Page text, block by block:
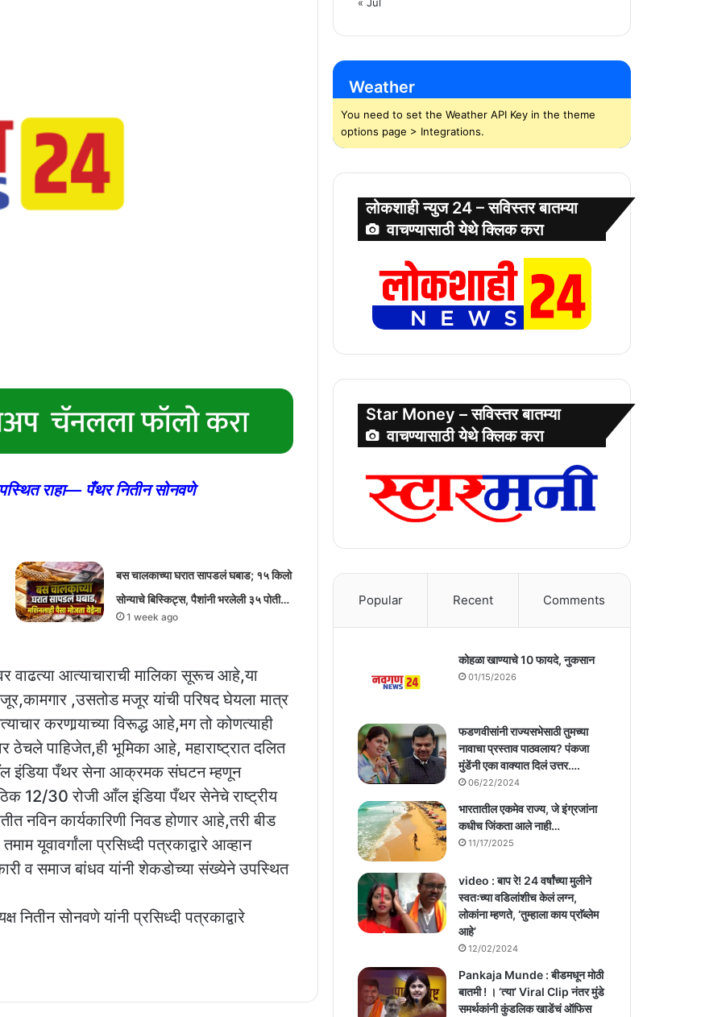
राहा— पँथर नितीन सोनवणे
बस चालकाच्या घरात सापडलं घबाड; १५ किलो
सोन्याचे बिस्किट्स, पैशांनी भरलेली ३५ पोती…
1 week ago
वाढत्या आत्याचाराची मालिका सूरूच आहे,या
,उसतोड मजूर यांची परिषद घेयला मात्र
करणार्‍याच्या विरूद्ध आहे,मग तो कोणत्याही
पाहिजेत,ही भूमिका आहे, महाराष्ट्रात दलित
आँल इंडिया पँथर सेना आक्रमक संघटन म्हणून
12/30 रोजी आँल इंडिया पँथर सेनेचे राष्ट्रीय
नविन कार्यकारिणी निवड होणार आहे,तरी बीड
यूवावर्गांला प्रसिध्दी पत्रकाद्वारे आव्हान
व समाज बांधव यांनी शेकडोच्या संख्येने उपस्थित
सोनवणे यांनी प्रसिध्दी पत्रकाद्वारे
Weather
You need to set the Weather API Key in the theme
options page > Integrations.
लोकशाही न्युज 24 – सविस्तर बातम्या
वाचण्यासाठी येथे क्लिक करा
Star Money – सविस्तर बातम्या
वाचण्यासाठी येथे क्लिक करा
Popular Recent Comments
कोहळा खाण्याचे 10 फायदे, नुकसान
01/15/2026
फडणवीसांनी राज्यसभेसाठी तुमच्या
नावाचा प्रस्ताव पाठवलाय? पंकजा
मुंडेंनी एका वाक्यात दिलं उत्तर….
06/22/2024
भारतातील एकमेव राज्य, जे इंग्रजांना
कधीच जिंकता आले नाही…
11/17/2025
video : बाप रे! 24 वर्षांच्या मुलीने
स्वतःच्या वडिलांशीच केलं लग्न,
लोकांना म्हणते, ‘तुम्हाला काय प्राॅब्लेम
आहे’
12/02/2024
Pankaja Munde : बीडमधून मोठी
बातमी ! । ‘त्या’ Viral Clip नंतर मुंडे
समर्थकांनी कुंडलिक खाडेंचं ऑफिस